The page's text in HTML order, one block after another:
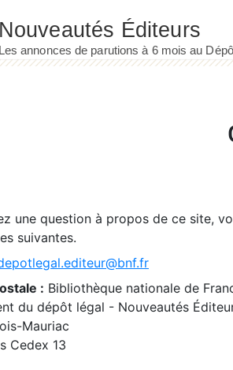
une question à propos de ce site,
suivantes.
: Bibliothèque nationale de
du dépôt légal - Nouveautés
Mauriac
Cedex 13